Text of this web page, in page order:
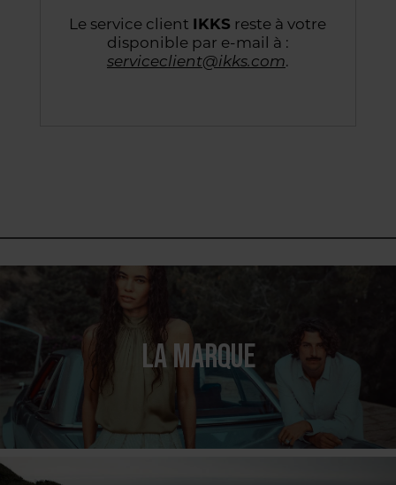
Le service client IKKS reste à votre
disponible par e-mail à :
serviceclient@ikks.com.
LA MARQUE